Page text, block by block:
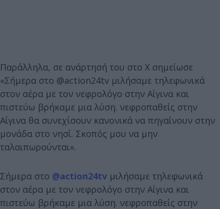
Παράλληλα, σε ανάρτησή του στο Χ σημείωσε
«Σήμερα στο @action24tv μιλήσαμε τηλεφωνικά
στον αέρα με τον νεφρολόγο στην Αίγινα και
πιστεύω βρήκαμε μια λύση. νεφροπαθείς στην
Αίγινα θα συνεχίσουν κανονικά να πηγαίνουν στην
μονάδα στο νησί. Σκοπός μου να μην
ταλαιπωρούνται».
Σήμερα στο @action24tv μιλήσαμε τηλεφωνικά
στον αέρα με τον νεφρολόγο στην Αίγινα και
πιστεύω βρήκαμε μια λύση. νεφροπαθείς στην